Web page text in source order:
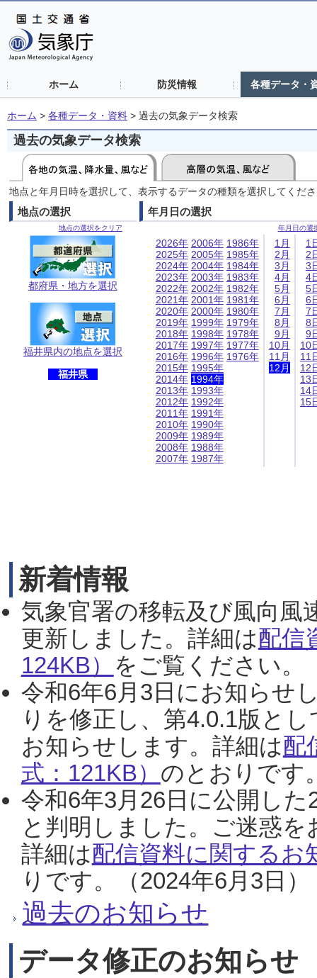
ホーム 防災情報 各種データ・
ホーム > 各種データ・資料 > 過去の気象データ検索
過去の気象データ検索
地点と年月日時を選択して、表示するデータの種類を選択してくだ
地点の選択
地点の選択をクリア
都府県・地方を選択
福井県内の地点を選択
福井県
年月日の選択
年月日の選
2026年
2025年
2024年
2023年
2022年
2021年
2020年
2019年
2018年
2017年
2016年
2015年
2014年
2013年
2012年
2011年
2010年
2009年
2008年
2007年
2006年
2005年
2004年
2003年
2002年
2001年
2000年
1999年
1998年
1997年
1996年
1995年
1994年
1993年
1992年
1991年
1990年
1989年
1988年
1987年
1986年
1985年
1984年
1983年
1982年
1981年
1980年
1979年
1978年
1977年
1976年
1月
2月
3月
4月
5月
6月
7月
8月
9月
10月
11月
12月
1
2
3
4
5
6
7
8
9
10
11
12
13
14
15
新着情報
気象官署の移転及び風向風
更新しました。詳細は配信
124KB） をご覧ください。
令和6年6月3日にお知らせ
りを修正し、第4.0.1版と
お知らせします。詳細は配
式：121KB） のとおりです
令和6年3月26日に公開し
と判明しました。ご迷惑
詳細は配信資料に関するお
りです。（2024年6月3日）
過去のお知らせ
データ修正のお知らせ